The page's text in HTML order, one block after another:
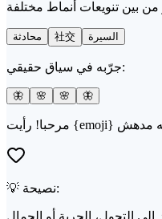
من بين تنويعات أنماط مختلفة
محادثة 社交 السيرة
جرّبه في سياق حقيقي:
🦋 🌸 🌸 🦋
💡 نصيحة:
التحول، الحرية أو الجمال